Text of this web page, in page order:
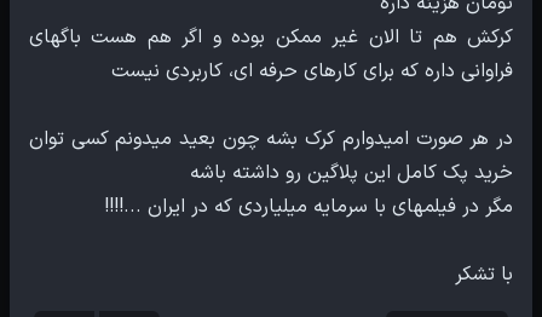
کرکش هم تا الان غیر ممکن بوده و اگر هم هست باگهای
در هر صورت امیدوارم کرک بشه چون بعید میدونم کسی توان
با تشکر